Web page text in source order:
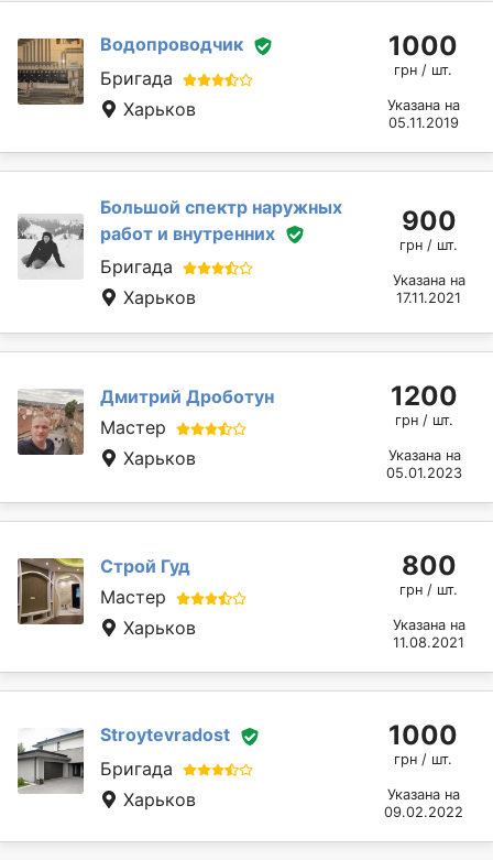
Водопроводчик
Бригада
Харьков
1000
грн / шт.
Указана на
05.11.2019
Большой спектр наружных
работ и внутренних
Бригада
Харьков
900
грн / шт.
Указана на
17.11.2021
Дмитрий Дроботун
Мастер
Харьков
1200
грн / шт.
Указана на
05.01.2023
Строй Гуд
Мастер
Харьков
800
грн / шт.
Указана на
11.08.2021
Stroytevradost
Бригада
Харьков
1000
грн / шт.
Указана на
09.02.2022